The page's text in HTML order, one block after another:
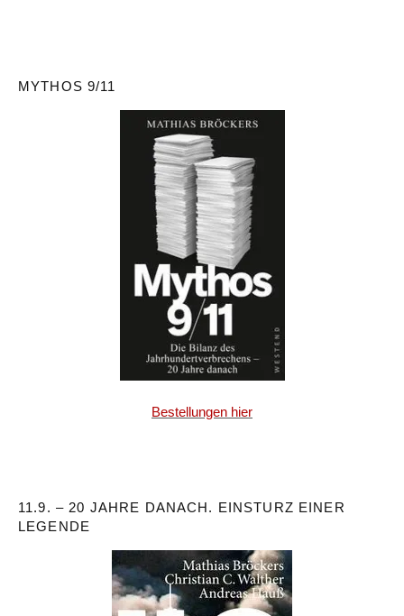
MYTHOS 9/11
Bestellungen hier
11.9. – 20 JAHRE DANACH. EINSTURZ EINER
LEGENDE